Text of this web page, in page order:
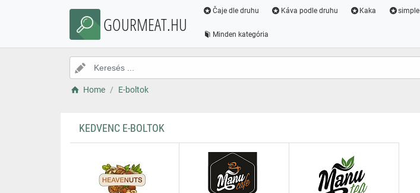
GOURMEAT.HU
Čaje dle druhu Káva podle druhu Kaka simple
Minden kategória
Home E-boltok
KEDVENC E-BOLTOK